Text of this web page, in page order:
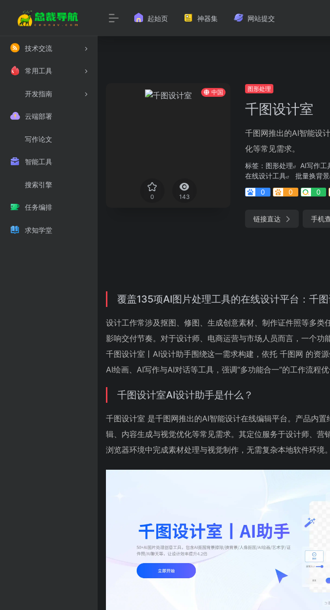
技术交流
常用工具
开发指南
云端部署
写作论文
智能工具
搜索引擎
任务编排
求知学堂
起始页 神器集 网站提交
中国
0 143
图形处理
千图设计室
千图网推出的AI智能设
化等常见需求。
标签： 图形处理 AI写作工
在线设计工具
批量换背景
0
0 0
链接直达 手机
覆盖135项AI图片处理工具的在线设计平台：千
设计工作常涉及抠图、修图、生成创意素材、制作证件照等多
影响交付节奏。对于设计师、电商运营与市场人员而言，一个功
千图设计室丨AI设计助手围绕这一需求构建，依托 千图网 的资
AI绘画、AI写作与AI对话等工具，强调“多功能合一”的工作流程优
千图设计室AI设计助手是什么？
千图设计室 是千图网推出的AI智能设计在线编辑平台。产品内
辑、内容生成与视觉优化等常见需求。其定位服务于设计师、营
浏览器环境中完成素材处理与视觉制作，无需复杂本地软件环境。